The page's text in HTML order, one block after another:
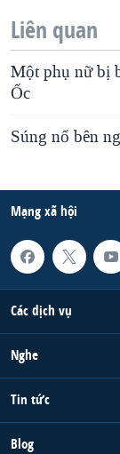
o
u
s
s
l
e
l
i
d
Liên quan
Một phụ nữ bị
Ốc
Súng nổ bên
Mạng xã hội
Các dịch vụ
Nghe
Tin tức
Blog